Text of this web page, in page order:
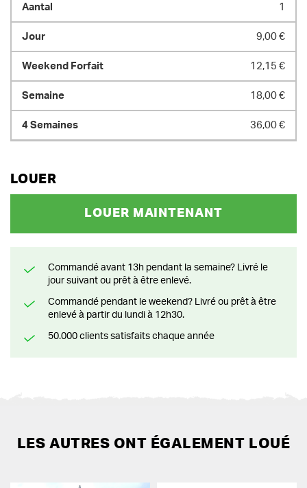
1
9,00 €
12,15 €
18,00 €
36,00 €
LOUER
LOUER MAINTENANT
Commandé avant 13h pendant la semaine? Livré le
jour suivant ou prêt à être enlevé.
Commandé pendant le weekend? Livré ou prêt à être
enlevé à partir du lundi à 12h30.
50.000 clients satisfaits chaque année
LES AUTRES ONT ÉGALEMENT LOUÉ